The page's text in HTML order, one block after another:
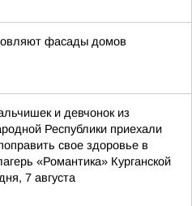
фасады домов
и девчонок из
Республики приехали
свое здоровье в
«Романтика» Курганской
7 августа